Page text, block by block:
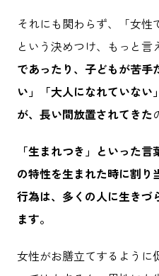
それにも関わらず、「女性
という決めつけ、もっと言
であったり、子どもが苦手
い」「大人になれていな
が、長い間放置されてきた
「生まれつき」といった
の特性を生まれた時に割り
行為は、多くの人に生きづ
ます。
女性がお膳立てするように